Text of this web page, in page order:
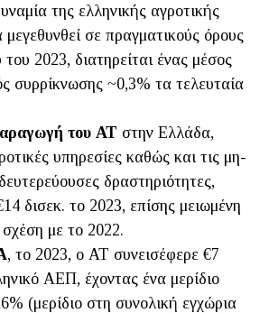
της ελληνικής αγροτικής
σε πραγματικούς όρους
του 2023, διατηρείται ένας μέσος
συρρίκνωσης ~0,3% τα τελευταία
του ΑΤ στην Ελλάδα,
υπηρεσίες καθώς και τις μη-
δραστηριότητες,
δισεκ. το 2023, επίσης μειωμένη
με το 2022.
, το 2023, ο ΑΤ συνεισέφερε €7
ΑΕΠ, έχοντας ένα μερίδιο
(μερίδιο στη συνολική εγχώρια